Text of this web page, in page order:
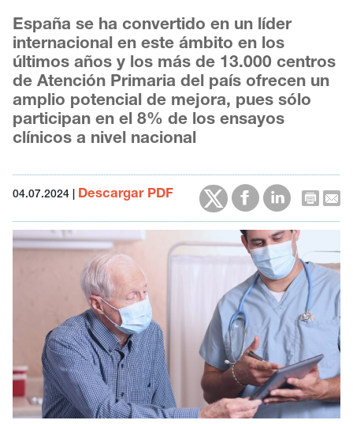
España se ha convertido en un líder
internacional en este ámbito en los
últimos años y los más de 13.000 centros
de Atención Primaria del país ofrecen un
amplio potencial de mejora, pues sólo
participan en el 8% de los ensayos
clínicos a nivel nacional
04.07.2024 Descargar PDF